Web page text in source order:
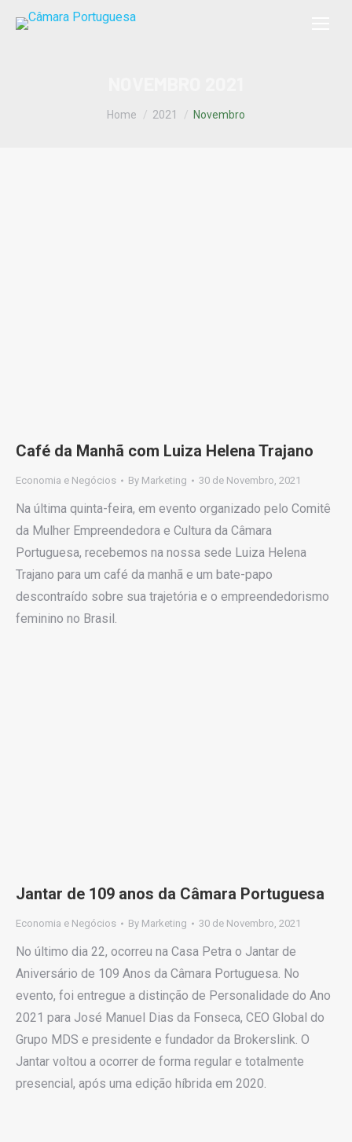
You are here:
Home 2021 Novembro
Café da Manhã com Luiza Helena Trajano
Economia e Negócios By Marketing 30 de Novembro, 2021
Na última quinta-feira, em evento organizado pelo Comitê
da Mulher Empreendedora e Cultura da Câmara
Portuguesa, recebemos na nossa sede Luiza Helena
Trajano para um café da manhã e um bate-papo
descontraído sobre sua trajetória e o empreendedorismo
feminino no Brasil.
Jantar de 109 anos da Câmara Portuguesa
Economia e Negócios By Marketing 30 de Novembro, 2021
No último dia 22, ocorreu na Casa Petra o Jantar de
Aniversário de 109 Anos da Câmara Portuguesa. No
evento, foi entregue a distinção de Personalidade do Ano
2021 para José Manuel Dias da Fonseca, CEO Global do
Grupo MDS e presidente e fundador da Brokerslink. O
Jantar voltou a ocorrer de forma regular e totalmente
presencial, após uma edição híbrida em 2020.